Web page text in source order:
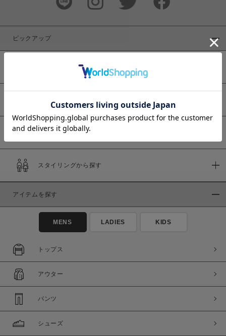
商品タイプ
通常商品
セール価格
在庫
在庫あり
ピックアップ
予約商品
スタイリングから探す
アイテムを探す
MENS LADIES KIDS
トップス
アウター
パンツ
シューズ